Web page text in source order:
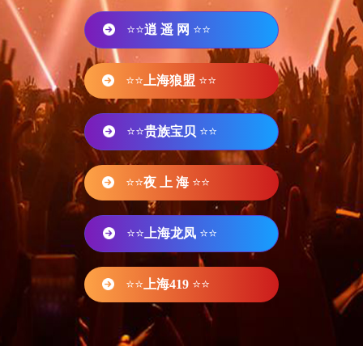
⭐⭐逍 遥 网 ⭐⭐
⭐⭐ 上海狼盟 ⭐⭐
⭐⭐贵族宝贝 ⭐⭐
⭐⭐夜 上 海 ⭐⭐
⭐⭐ 上海龙凤 ⭐⭐
⭐⭐ 上海419 ⭐⭐